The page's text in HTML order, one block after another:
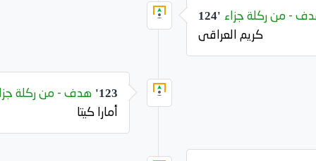
124' - من ركلة جزاء
كريم العراقى
123' هدف - من ركلة
أمارا كيتا